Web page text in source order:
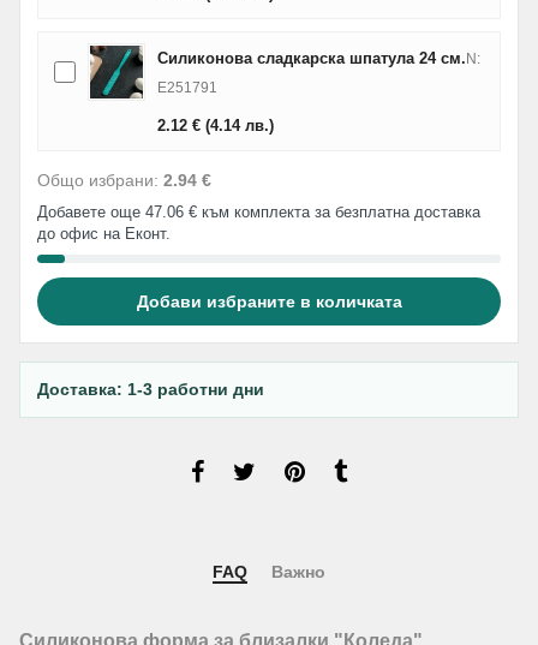
Силиконова сладкарска шпатула 24 см.N:
E251791
2.12 € (4.14 лв.)
Общо избрани: 2.94 €
Добавете още 47.06 € към комплекта за безплатна доставка
до офис на Еконт.
Добави избраните в количката
Доставка: 1-3 работни дни
FAQ Важно